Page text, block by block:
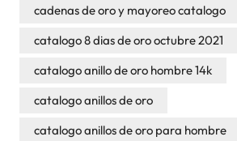
cadenas de oro y mayoreo catalogo
catalogo 8 dias de oro octubre 2021
catalogo anillo de oro hombre 14k
catalogo anillos de oro
catalogo anillos de oro para hombre